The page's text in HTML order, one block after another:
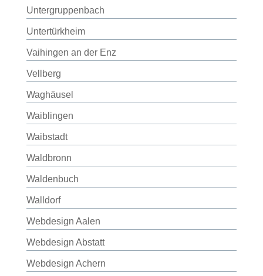
Untergruppenbach
Untertürkheim
Vaihingen an der Enz
Vellberg
Waghäusel
Waiblingen
Waibstadt
Waldbronn
Waldenbuch
Walldorf
Webdesign Aalen
Webdesign Abstatt
Webdesign Achern